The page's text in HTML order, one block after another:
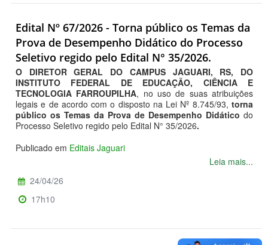
Edital Nº 67/2026 - Torna público os Temas da
Prova de Desempenho Didático do Processo
Seletivo regido pelo Edital N° 35/2026.
O DIRETOR GERAL DO CAMPUS JAGUARI, RS, DO
INSTITUTO FEDERAL DE EDUCAÇÃO, CIÊNCIA E
TECNOLOGIA FARROUPILHA, no uso de suas atribuições
legais e de acordo com o disposto na Lei Nº 8.745/93, torna
público os Temas da Prova de Desempenho Didático do
Processo Seletivo regido pelo Edital N° 35/2026.
Publicado em Editais Jaguari
Leia mais...
24/04/26
17h10